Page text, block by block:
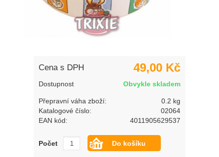
Cena s DPH 49,00 Kč
Dostupnost Obvykle skladem
Přepravní váha zboží:
0.2 kg
Katalogové číslo:
02064
EAN kód:
4011905629537
Počet